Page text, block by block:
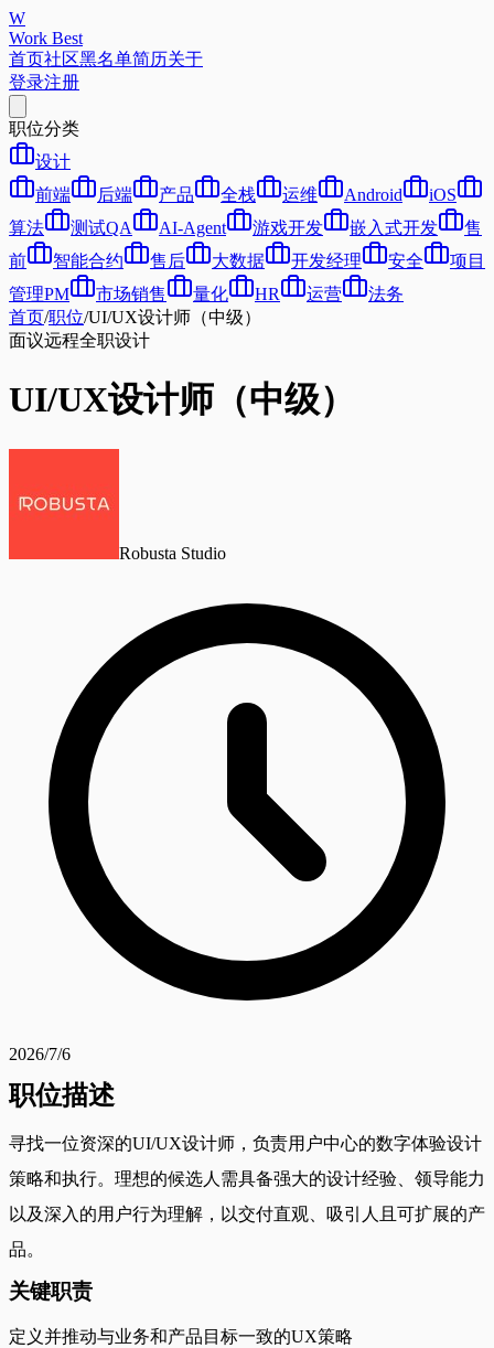
W
Work Best
首页社区黑名单简历关于
登录注册
职位分类
设计
前端
后端 产品 全栈 运维 Android
iOS
算法
测试QA AI-Agent 游戏开发 嵌入式开发
售
前
智能合约 售后 大数据 开发经理 安全
项目
管理PM
市场销售 量化 HR 运营
法务
首页/职位/UI/UX设计师（中级）
面议远程全职设计
UI/UX设计师（中级）
Robusta Studio
2026/7/6
职位描述
寻找一位资深的UI/UX设计师，负责用户中心的数字体验设计
策略和执行。理想的候选人需具备强大的设计经验、领导能力
以及深入的用户行为理解，以交付直观、吸引人且可扩展的产
品。
关键职责
定义并推动与业务和产品目标一致的UX策略